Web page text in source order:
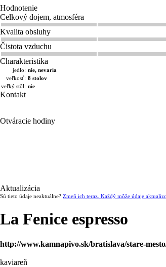
Hodnotenie
Celkový dojem, atmosféra
Kvalita obsluhy
Čistota vzduchu
Charakteristika
jedlo: nie, nevaria
veľkosť: 8 stolov
veľký stôl: nie
Kontakt
Otváracie hodiny
Aktualizácia
Sú tieto údaje neaktuálne? Zmeň ich teraz. Každý môže údaje
La Fenice espresso
http://www.kamnapivo.sk/bratislava/stare-
kaviareň